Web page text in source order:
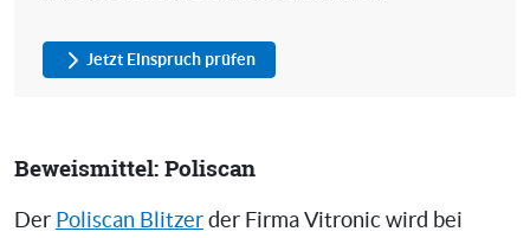
Jetzt Einspruch prüfen
Beweismittel: Poliscan
Der Poliscan Blitzer der Firma Vitronic wird bei